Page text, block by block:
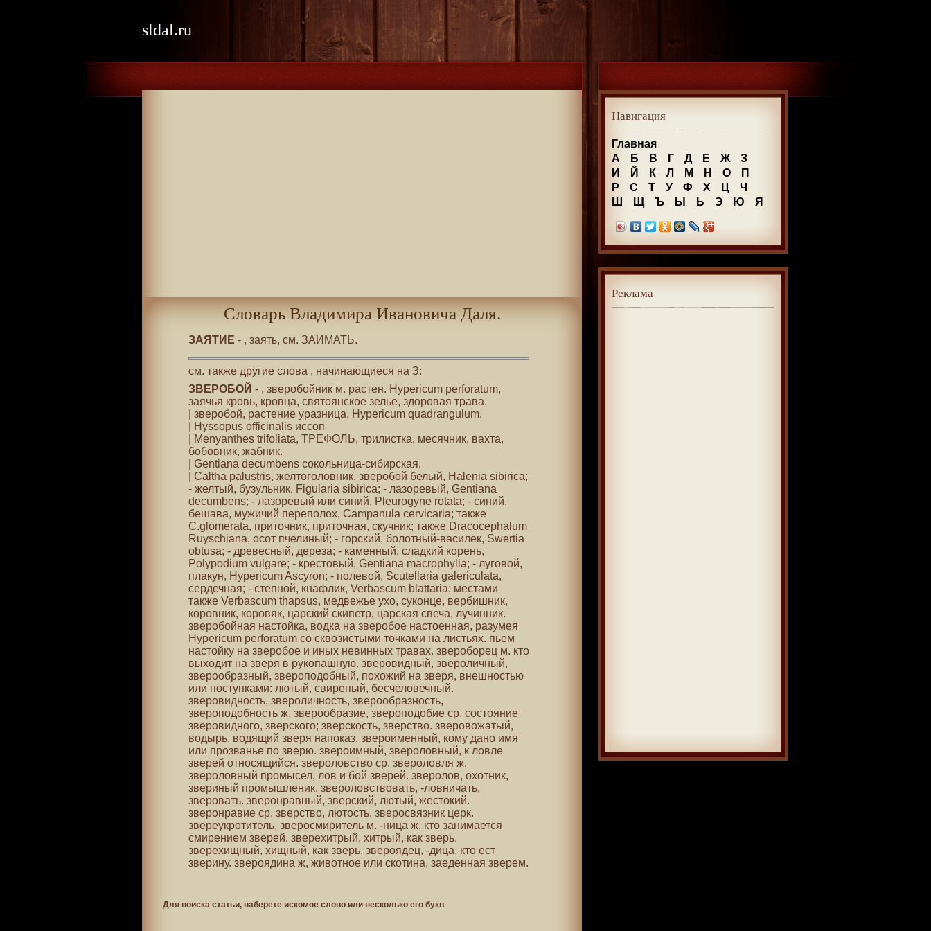
sldal.ru
Словарь Владимира Ивановича Даля.
ЗАЯТИЕ - , заять, см. ЗАИМАТЬ.
см. также другие слова , начинающиеся на З:
ЗВЕРОБОЙ - , зверобойник м. растен. Hypericum perforatum,
заячья кровь, кровца, святоянское зелье, здоровая трава.
| зверобой, растение уразница, Hypericum quadrangulum.
| Hyssopus officinalis иссоп
| Menyanthes trifoliata, ТРЕФОЛЬ, трилистка, месячник, вахта,
бобовник, жабник.
| Gentiana decumbens сокольница-сибирская.
| Caltha palustris, желтоголовник. зверобой белый, Halenia sibirica;
- желтый, бузульник, Figularia sibirica; - лазоревый, Gentiana
decumbens; - лазоревый или синий, Pleurogyne rotata; - синий,
бешава, мужичий переполох, Campanula cervicaria; также
C.glomerata, приточник, приточная, скучник; также Dracocephalum
Ruyschiana, осот пчелиный; - горский, болотный-василек, Swertia
obtusa; - древесный, дереза; - каменный, сладкий корень,
Polypodium vulgare; - крестовый, Gentiana macrophylla; - луговой,
плакун, Hypericum Ascyron; - полевой, Scutellaria galericulata,
сердечная; - степной, кнафлик, Verbascum blattaria; местами
также Verbascum thapsus, медвежье ухо, суконце, вербишник,
коровник, коровяк, царский скипетр, царская свеча, лучинник.
зверобойная настойка, водка на зверобое настоенная, разумея
Hypericum perforatum со сквозистыми точками на листьях. пьем
настойку на зверобое и иных невинных травах. звероборец м. кто
выходит на зверя в рукопашную. зверовидный, звероличный,
зверообразный, звероподобный, похожий на зверя, внешностью
или поступками: лютый, свирепый, бесчеловечный.
зверовидность, звероличность, зверообразность,
звероподобность ж. зверообразие, звероподобие ср. состояние
зверовидного, зверского; зверскость, зверство. зверовожатый,
водырь, водящий зверя напоказ. звероименный, кому дано имя
или прозванье по зверю. звероимный, звероловный, к ловле
зверей относящийся. звероловство ср. звероловля ж.
звероловный промысел, лов и бой зверей. зверолов, охотник,
звериный промышленик. звероловствовать, -ловничать,
зверовать. зверонравный, зверский, лютый, жестокий.
зверонравие ср. зверство, лютость. зверосвязник церк.
звереукротитель, зверосмиритель м. -ница ж. кто занимается
смирением зверей. зверехитрый, хитрый, как зверь.
зверехищный, хищный, как зверь. звероядец, -дица, кто ест
зверину. звероядина ж, животное или скотина, заеденная зверем.
Для поиска статьи, наберете искомое слово или несколько его букв
Навигация
Главная
А
Б В Г Д Е Ж
З
И
Й К Л М Н О
П
Р
С Т У Ф Х Ц
Ч
Ш
Щ Ъ Ы Ь Э Ю Я
Реклама